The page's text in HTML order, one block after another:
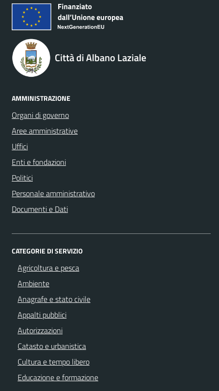
Città di Albano Laziale
AMMINISTRAZIONE
Organi di governo
Aree amministrative
Uffici
Enti e fondazioni
Politici
Personale amministrativo
Documenti e Dati
CATEGORIE DI SERVIZIO
Agricoltura e pesca
Ambiente
Anagrafe e stato civile
Appalti pubblici
Autorizzazioni
Catasto e urbanistica
Cultura e tempo libero
Educazione e formazione